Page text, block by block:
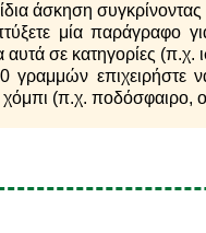
ίδια άσκηση
μία παράγραφο
αυτά σε κατηγορίες (π.χ.
επιχειρήστε
(π.χ. ποδόσφαιρο,